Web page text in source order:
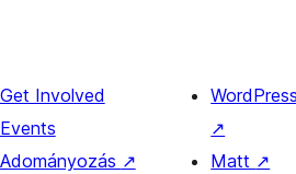
Get Involved
Events
Adományozás ↗
↗
Matt ↗